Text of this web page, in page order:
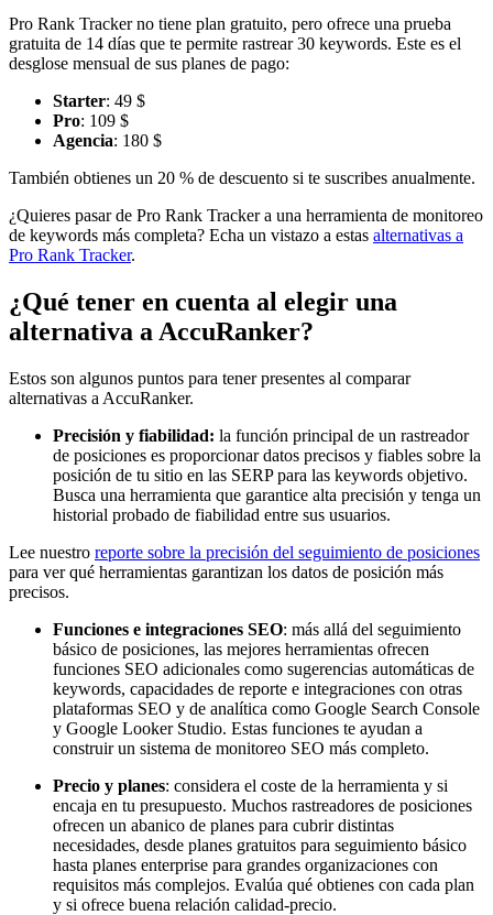
Pro Rank Tracker no tiene plan gratuito, pero ofrece una prueba
gratuita de 14 días que te permite rastrear 30 keywords. Este es el
desglose mensual de sus planes de pago:
Starter: 49 $
Pro: 109 $
Agencia: 180 $
También obtienes un 20 % de descuento si te suscribes anualmente.
¿Quieres pasar de Pro Rank Tracker a una herramienta de monitoreo
de keywords más completa? Echa un vistazo a estas alternativas a
Pro Rank Tracker.
¿Qué tener en cuenta al elegir una
alternativa a AccuRanker?
Estos son algunos puntos para tener presentes al comparar
alternativas a AccuRanker.
Precisión y fiabilidad: la función principal de un rastreador
de posiciones es proporcionar datos precisos y fiables sobre la
posición de tu sitio en las SERP para las keywords objetivo.
Busca una herramienta que garantice alta precisión y tenga un
historial probado de fiabilidad entre sus usuarios.
Lee nuestro reporte sobre la precisión del seguimiento de posiciones
para ver qué herramientas garantizan los datos de posición más
precisos.
Funciones e integraciones SEO: más allá del seguimiento
básico de posiciones, las mejores herramientas ofrecen
funciones SEO adicionales como sugerencias automáticas de
keywords, capacidades de reporte e integraciones con otras
plataformas SEO y de analítica como Google Search Console
y Google Looker Studio. Estas funciones te ayudan a
construir un sistema de monitoreo SEO más completo.
Precio y planes: considera el coste de la herramienta y si
encaja en tu presupuesto. Muchos rastreadores de posiciones
ofrecen un abanico de planes para cubrir distintas
necesidades, desde planes gratuitos para seguimiento básico
hasta planes enterprise para grandes organizaciones con
requisitos más complejos. Evalúa qué obtienes con cada plan
y si ofrece buena relación calidad-precio.